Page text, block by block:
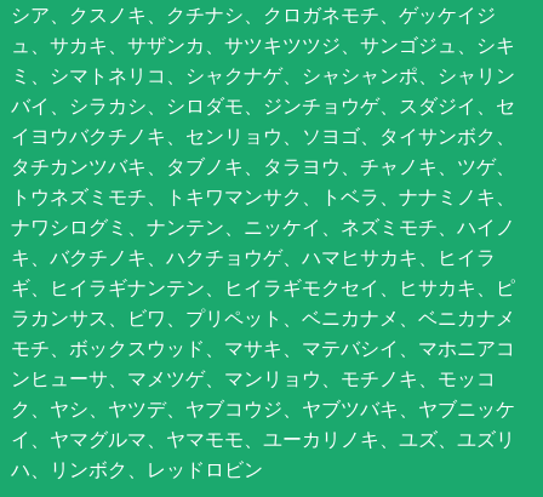
シア、クスノキ、クチナシ、クロガネモチ、ゲッケイジ
ュ、サカキ、サザンカ、サツキツツジ、サンゴジュ、シキ
ミ、シマトネリコ、シャクナゲ、シャシャンポ、シャリン
バイ、シラカシ、シロダモ、ジンチョウゲ、スダジイ、セ
イヨウバクチノキ、センリョウ、ソヨゴ、タイサンボク、
タチカンツバキ、タブノキ、タラヨウ、チャノキ、ツゲ、
トウネズミモチ、トキワマンサク、トベラ、ナナミノキ、
ナワシログミ、ナンテン、ニッケイ、ネズミモチ、ハイノ
キ、バクチノキ、ハクチョウゲ、ハマヒサカキ、ヒイラ
ギ、ヒイラギナンテン、ヒイラギモクセイ、ヒサカキ、ピ
ラカンサス、ビワ、プリペット、ベニカナメ、ベニカナメ
モチ、ボックスウッド、マサキ、マテバシイ、マホニアコ
ンヒューサ、マメツゲ、マンリョウ、モチノキ、モッコ
ク、ヤシ、ヤツデ、ヤブコウジ、ヤブツバキ、ヤブニッケ
イ、ヤマグルマ、ヤマモモ、ユーカリノキ、ユズ、ユズリ
ハ、リンボク、レッドロビン